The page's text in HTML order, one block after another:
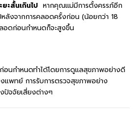
ะสั้นเกินไป หากคุณแม่มีการตั้งครรภ์อีก
หลังจากการคลอดครั้งก่อน (น้อยกว่า 18
อดก่อนกำหนดก็จะสูงขึ้น
กำหนดทำได้โดยการดูแลสุขภาพอย่างดี
แพทย์ การรับการตรวจสุขภาพอย่าง
ปัจจัยเสี่ยงต่างๆ